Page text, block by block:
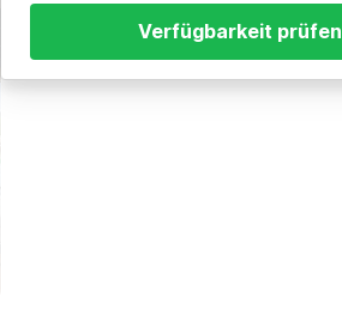
Verfügbarkeit prüfen